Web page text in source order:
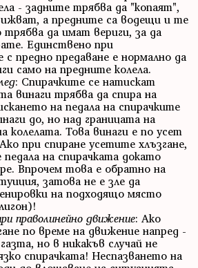
- задните трябва да "копаят",
а предните са водещи и те
да имат вериги, за да
Единствено при
предно предаване е нормално да
само на предните колела.
: Спирачките се натискат
винаги трябва да спира на
на педала на спирачките
до, но над границата на
колелата. Това винаги е по усет
при спиране усетите хлъзгане,
на спирачката докато
Впрочем това е обратно на
затова не е зле да
на подходящо място
праволинейно движение: Ако
по време на движение напред -
но в никакъв случай не
спирачката! Неспазването на